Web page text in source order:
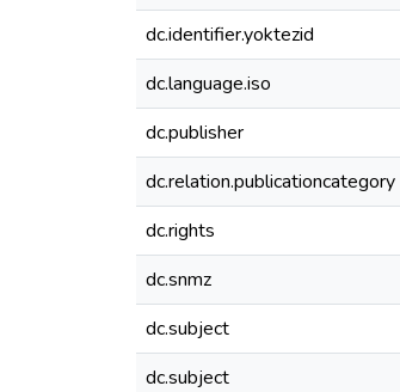
dc.identifier.yoktezid
dc.language.iso
dc.publisher
dc.relation.publicationcategory
dc.rights
dc.snmz
dc.subject
dc.subject